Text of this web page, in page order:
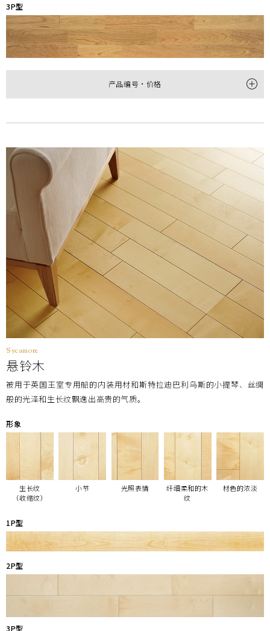
3P型
产品编号・价格
尺寸(厚×宽×长㎜)
每梱包装数
价格
12×145×1,818
12枚(約1坪＝3.16㎡)装
￥44,000/梱(￥13,930/㎡)
12×303×1,818
6枚(1坪＝3.3㎡)装
￥38,000/梱(￥11,520/
Sycamore
悬铃木
被用于英国王室专用船的内装用材和斯特拉迪巴利乌斯的小提琴、丝绸
般的光泽和生长纹飘逸出高贵的气质。
形象
生长纹
（收缩纹）
小节 光照表情
纤细柔和的木
纹
材色的浓淡
1P型
2P型
3P型